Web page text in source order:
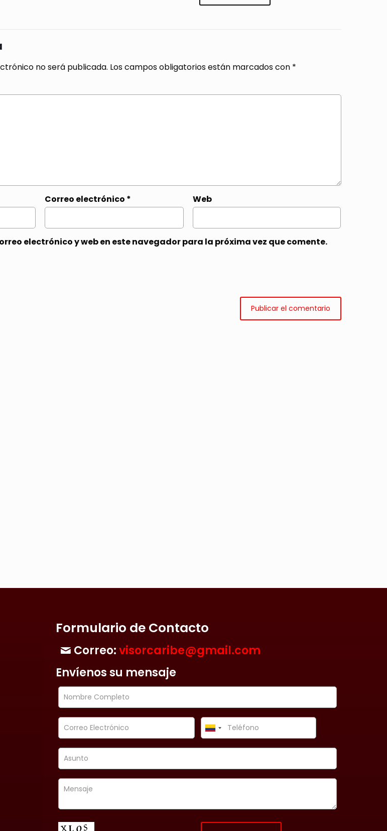
no será publicada. Los campos obligatorios están marcados con *
Correo electrónico * Web
electrónico y web en este navegador para la próxima vez que comente.
Formulario de Contacto
Correo:visorcaribe@gmail.com
Envíenos su mensaje